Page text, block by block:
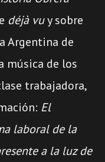
déjà vuy sobre
Argentina de
música de los
trabajadora,
El
laboral de la
a la luz de